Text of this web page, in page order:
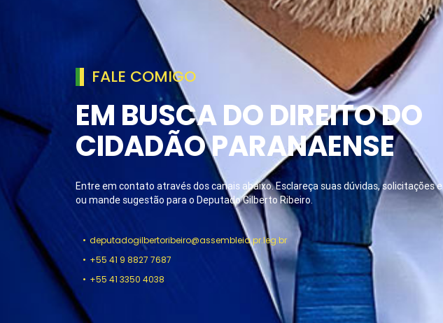
FALE COMIGO
EM BUSCA DO DIREITO DO
CIDADÃO PARANAENSE
Entre em contato através dos canais abaixo. Esclareça suas dúvidas, solicitações e
ou mande sugestão para o Deputado Gilberto Ribeiro.
deputadogilbertoribeiro@assembleia.pr.leg.br
+55 41 9 8827 7687
+55 41 3350 4038